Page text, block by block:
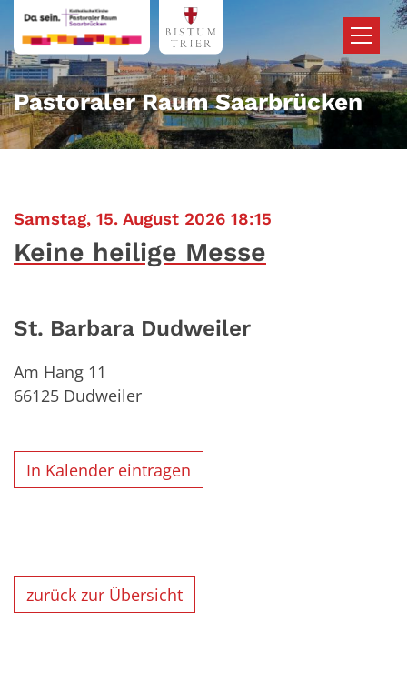
Zum Inhalt springen
Pastoraler Raum Saarbrücken
Samstag, 15. August 2026 18:15
Keine heilige Messe
St. Barbara Dudweiler
Am Hang 11
66125 Dudweiler
In Kalender eintragen
zurück zur Übersicht